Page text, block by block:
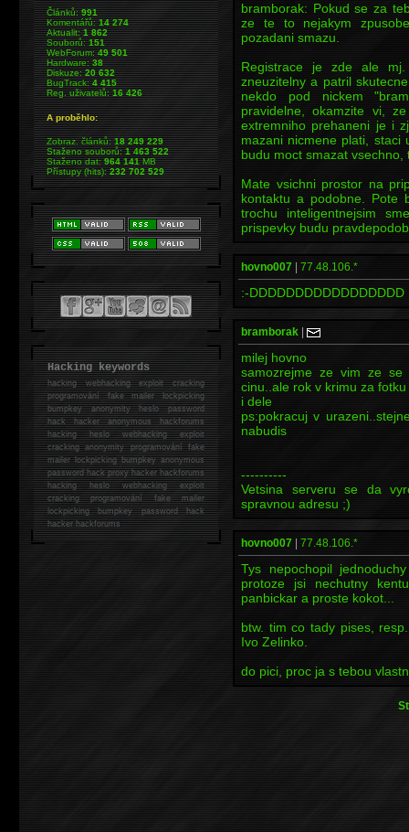
bramborak: Pokud se za
ze te to nejakym
pozadani smazu.
Registrace je zde ale
zneuzitelny a patril
nekdo pod nickem
pravidelne, okamzite vi,
extremniho prehaneni je i
mazani nicmene plati, staci
budu moct smazat
Mate vsichni prostor na
kontaktu a podobne. Pote
trochu inteligentnejsim
prispevky budu
hovno007 77.48.106.*
:-DDDDDDDDDDDDDDDDD
bramborak
milej hovno
samozrejme ze vim ze se
cinu..ale rok v krimu za
i dele
ps:pokracuj v
nabudis
----------
Vetsina serveru se da
spravnou adresu ;)
hovno007 77.48.106.*
Tys nepochopil
protoze jsi nechutny
panbickar a proste kokot...
btw. tim co tady pises,
Ivo Zelinko.
do pici, proc ja s tebou
Článků:991
Komentářů:14 274
Aktualit:1 862
Souborů:151
WebForum:49 501
Hardware:38
Diskuze:20 632
BugTrack:4 415
Reg. uživatelů:16 426
A proběhlo:
Zobraz. článků:18 249 229
Staženo souborů:1 463 522
Staženo dat:964 141MB
Přístupy (hits):232 702 529
Hacking keywords
hackingwebhacking exploit cracking
programování fake mailer lockpicking
bumpkey anonymity heslo password
hackhacker anonymous hackforums
hackingheslo webhacking exploit
cracking anonymity programování fake
mailer lockpicking bumpkey anonymous
password hack proxy hacker hackforums
hacking heslo webhacking exploit
cracking programování fake mailer
lockpicking bumpkey password hack
hackerhackforums